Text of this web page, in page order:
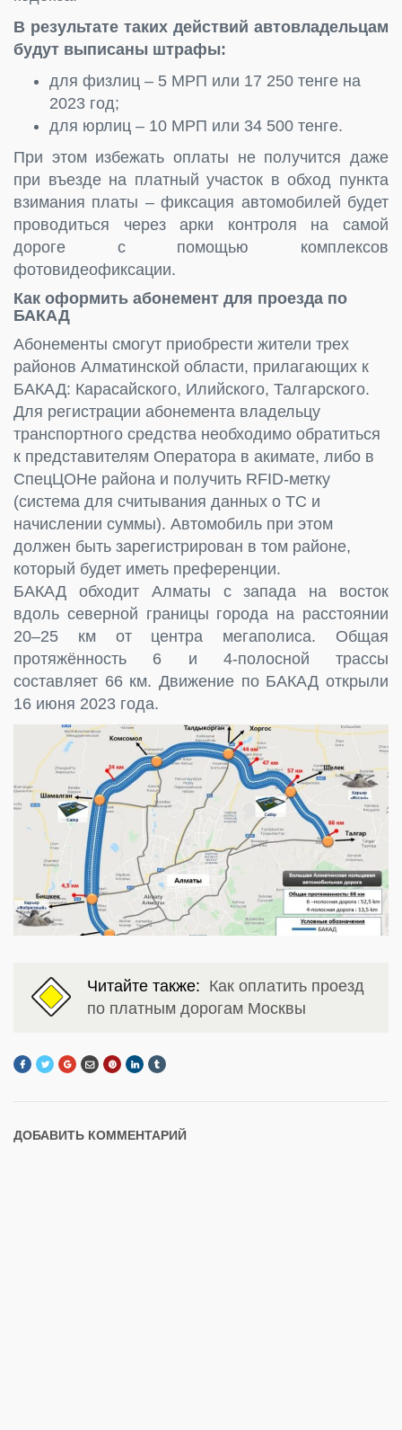
В результате таких действий автовладельцам
будут выписаны штрафы:
для физлиц – 5 МРП или 17 250 тенге на
2023 год;
для юрлиц – 10 МРП или 34 500 тенге.
При этом избежать оплаты не получится даже
при въезде на платный участок в обход пункта
взимания платы – фиксация автомобилей будет
проводиться через арки контроля на самой
дороге с помощью комплексов
фотовидеофиксации.
Как оформить абонемент для проезда по
БАКАД
Абонементы смогут приобрести жители трех
районов Алматинской области, прилагающих к
БАКАД: Карасайского, Илийского, Талгарского.
Для регистрации абонемента владельцу
транспортного средства необходимо обратиться
к представителям Оператора в акимате, либо в
СпецЦОНе района и получить RFID-метку
(система для считывания данных о ТС и
начислении суммы). Автомобиль при этом
должен быть зарегистрирован в том районе,
который будет иметь преференции.
БАКАД обходит Алматы с запада на восток
вдоль северной границы города на расстоянии
20–25 км от центра мегаполиса. Общая
протяжённость 6 и 4-полосной трассы
составляет 66 км. Движение по БАКАД открыли
16 июня 2023 года.
Читайте также: Как оплатить проезд
по платным дорогам Москвы
ДОБАВИТЬ КОММЕНТАРИЙ